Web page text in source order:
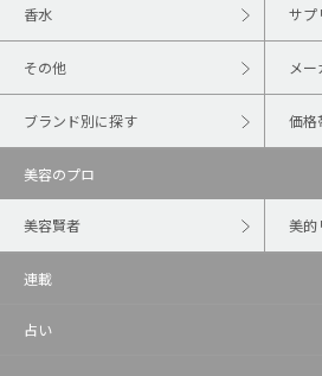
香水 サプ
その他 メ
ブランド別に探す 価格
美容のプロ
美容賢者 美的
連載
占い